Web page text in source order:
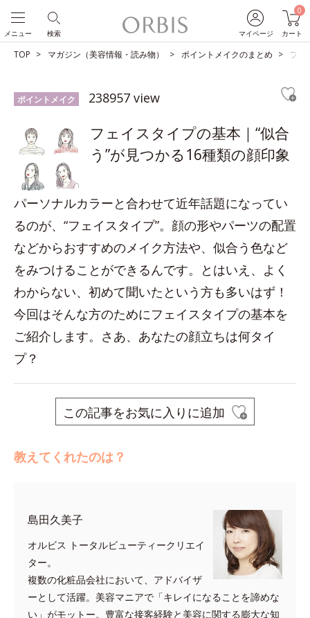
マイページ
0
カート
検索
メニュー
TOP マガジン（美容情報・読み物） ポイントメイクのまとめ フェ
ポイントメイク 238957 view
フェイスタイプの基本｜“似合
う”が見つかる16種類の顔印象
パーソナルカラーと合わせて近年話題になってい
るのが、“フェイスタイプ”。顔の形やパーツの配置
などからおすすめのメイク方法や、似合う色など
をみつけることができるんです。とはいえ、よく
わからない、初めて聞いたという方も多いはず！
今回はそんな方のためにフェイスタイプの基本を
ご紹介します。さあ、あなたの顔立ちは何タイ
プ？
この記事をお気に入りに追加
教えてくれたのは？
島田久美子
オルビス トータルビューティークリエイ
ター。
複数の化粧品会社において、アドバイザ
ーとして活躍。美容マニアで「キレイになることを諦めな
い」がモットー。豊富な接客経験と美容に関する膨大な知